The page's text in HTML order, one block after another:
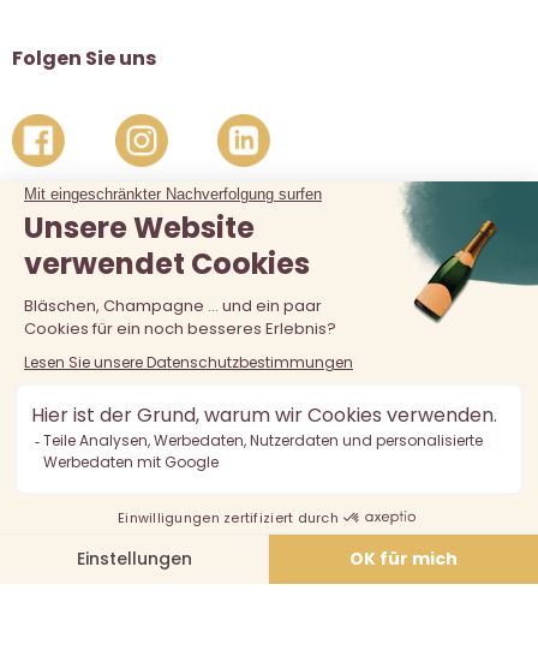
Folgen Sie uns
Der Verkauf von Alkohol an unter 18-Jährige ist verboten.
Alkoholmissbrauch ist gefährlich für die Gesundheit, in